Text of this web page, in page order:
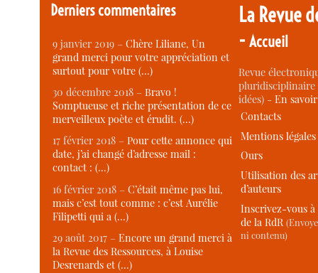
Derniers commentaires
9 janvier 2019 –Chère Liliane, Un
grand merci pour votre appréciation et
surtout pour votre (…)
30 décembre 2018 –Bravo !
Somptueuse et riche présentation de ce
merveilleux poète et érudit. (…)
17 février 2018 –Pour cette annonce qui
date, j’ai changé d’adresse mail :
contact : (…)
16 février 2018 –C’était même pas lui,
mais c’est tout comme : c’est Aurélie
Filipetti qui a (…)
29 août 2017 –Encore un grand merci à
la Revue des Ressources, à Louise
Desrenards et (…)
La Revue
-Accueil
Revue
idées) -En
Contacts
Mentions légales
Ours
Utilisation des
d’auteurs
Inscrivez-vous
de la RdR
ni contenu)